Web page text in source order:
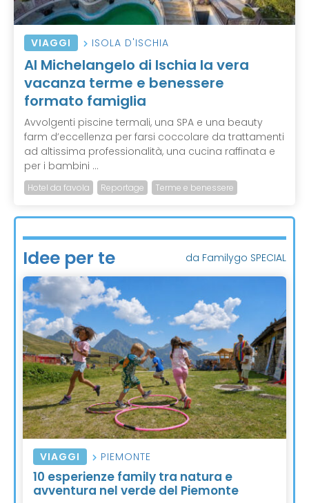
VIAGGI ISOLA D'ISCHIA
Al Michelangelo di Ischia la vera
vacanza terme e benessere
formato famiglia
Avvolgenti piscine termali, una SPA e una beauty
farm d’eccellenza per farsi coccolare da trattamenti
ad altissima professionalità, una cucina raffinata e
per i bambini ...
Hotel da favola Reportage Terme e benessere
Idee per te da Familygo SPECIAL
VIAGGI PIEMONTE
10 esperienze family tra natura e
avventura nel verde del Piemonte